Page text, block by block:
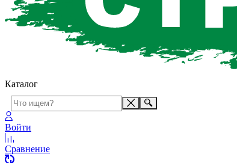
Каталог
Войти
Сравнение